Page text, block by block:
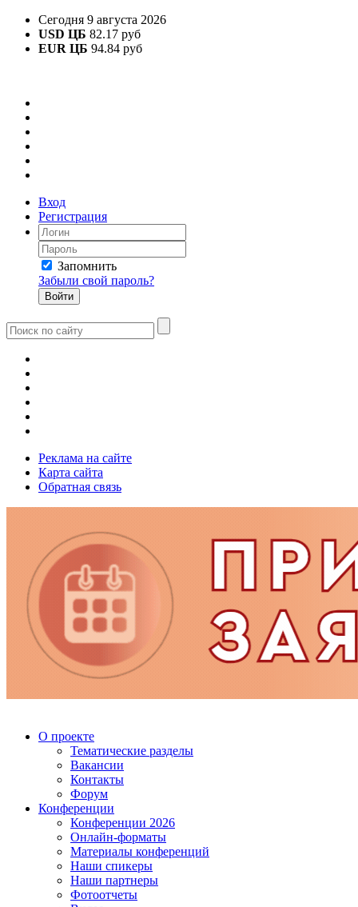
Сегодня 9 августа 2026
USD ЦБ 82.17 руб
EUR ЦБ 94.84 руб
Вход
Регистрация
Запомнить
Забыли свой пароль?
Реклама на сайте
Карта сайта
Обратная связь
О проекте
Тематические разделы
Вакансии
Контакты
Форум
Конференции
Конференции 2026
Онлайн-форматы
Материалы конференций
Наши спикеры
Наши партнеры
Фотоотчеты